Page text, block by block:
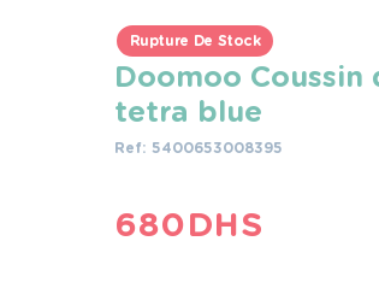
Rupture De Stock
Doomoo
tetra blue
Ref: 5400653008395
680DHS